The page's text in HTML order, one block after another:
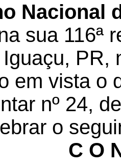
Nacional
sua 116ª
PR,
em vista o
nº 24,
o
C O